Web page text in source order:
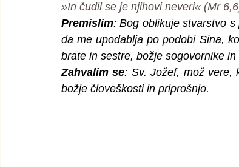
»In čudil se je njihovi neveri« (Mr
Premislim: Bog oblikuje stvarstvo
da me upodablja po podobi Sina,
brate in sestre, božje sogovornike in
Zahvalim se: Sv. Jožef, mož vere,
božje človeškosti in priprošnjo.